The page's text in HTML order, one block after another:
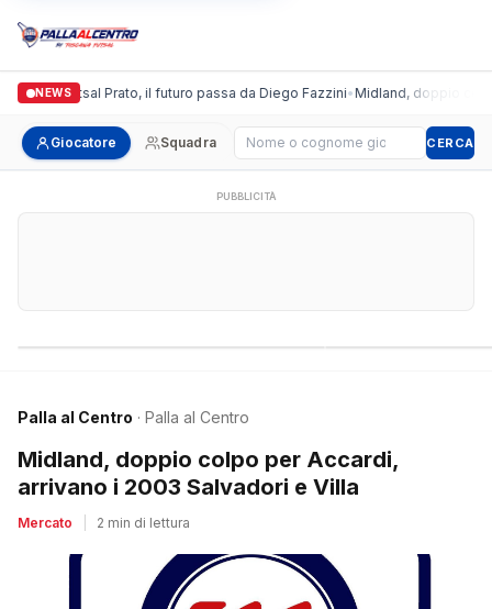
NEWS
Futsal Prato, il futuro passa da Diego Fazzini•Midland, doppio colpo
Giocatore Squadra Cerca giocatore CERCA
PUBBLICITÀ
Palla al Centro · Palla al Centro
Midland, doppio colpo per Accardi,
arrivano i 2003 Salvadori e Villa
Mercato 2 min di lettura